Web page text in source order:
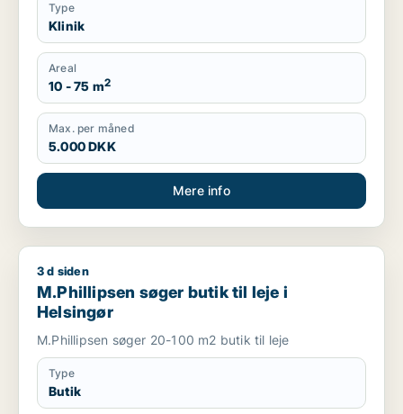
Type
Klinik
Areal
10 - 75 m2
Max. per måned
5.000 DKK
Mere info
M.Phillipsen søger butik til leje i Helsingør
3 d siden
M.Phillipsen søger butik til leje i
Helsingør
M.Phillipsen søger 20-100 m2 butik til leje
Type
Butik